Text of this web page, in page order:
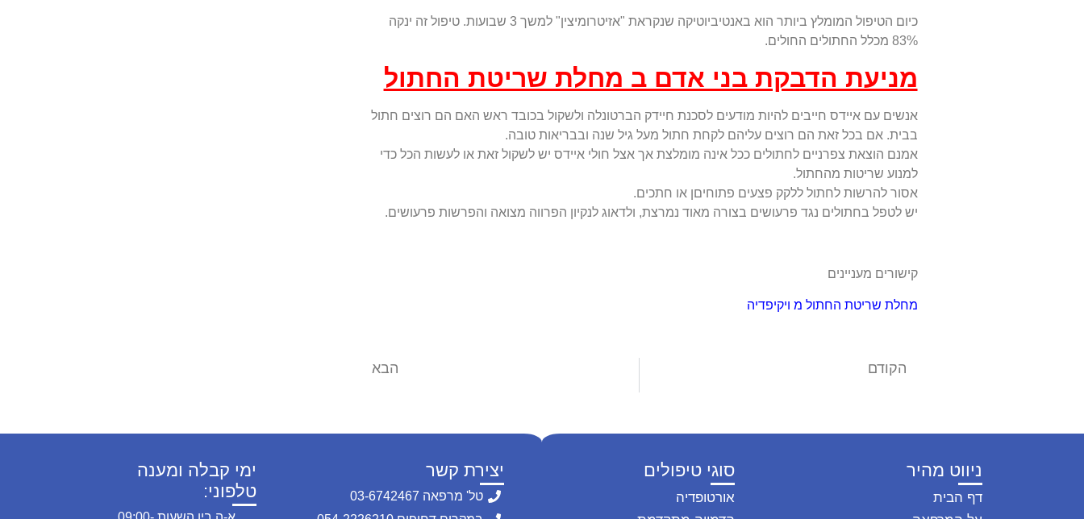
כיום הטיפול המומלץ ביותר הוא באנטיביוטיקה שנקראת "אזיטרומיצין" למשך 3 שבועות. טיפול זה ינקה
83% מכלל החתולים החולים.
מניעת הדבקת בני אדם ב מחלת שריטת החתול
אנשים עם איידס חייבים להיות מודעים לסכנת חיידק הברטונלה ולשקול בכובד ראש האם הם רוצים חתול
בבית. אם בכל זאת הם רוצים עליהם לקחת חתול מעל גיל שנה ובבריאות טובה.
אמנם הוצאת צפרניים לחתולים ככל אינה מומלצת אך אצל חולי איידס יש לשקול זאת או לעשות הכל כדי
למנוע שריטות מהחתול.
אסור להרשות לחתול ללקק פצעים פתוחיםן או חתכים.
יש לטפל בחתולים נגד פרעושים בצורה מאוד נמרצת, ולדאוג לנקיון הפרווה מצואה והפרשות פרעושים.
קישורים מעניינים
מחלת שריטת החתול מ ויקיפדיה
הקודם הבא
ניווט מהיר
דף הבית
סוגי טיפולים
אורטופדיה
יצירת קשר
טל' מרפאה 03-6742467
ימי קבלה ומענה
טלפוני: